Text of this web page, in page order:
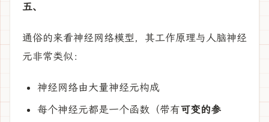
五、
通俗的来看神经网络模型，其工作原理与人脑神经
元非常类似：
神经网络由大量神经元构成
每个神经元都是一个函数（带有可变的参